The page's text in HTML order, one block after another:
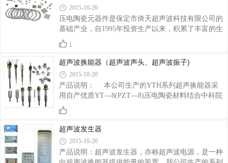
2015-10-20
压电陶瓷元器件是保定市倚天超声波科技有限公司的
基础产业，自1995年投资生产以来，积累了丰富的生
产经验，公司产品质量优良、服务周到、价格合理，
产品倍受国内外客户青睐。 压电陶瓷是电子陶瓷的一
类，给它施加一定的力使其产生形变，就会在陶瓷表
面产生电荷，这种现象叫正压电效应，反之给其施加
一个电场，陶瓷体则产生一定的形变，叫逆压电效
应。压电陶瓷元器件是近代电子技术领域中不可缺少
的重要组成部分，它在现代通讯、雷达、声纳、自动
测量与控制、超声换能、引燃引爆、超声灭菌、超声
1
超声波换能器（超声波声头、超声波振子)
2015-10-20
产品说明： 本公司生产的YTH系列超声换能器采
用自产优质YT—8(PZT—8)压电陶瓷材料结合中科院
声学所专家的结构尺寸设计及装配工艺，故其具有效
率高、振幅大、平衡温度低、温度稳定性好等优点。
每只换能器出厂前全面的小信号测试及大功率推动检
验，使公司产品质量更有保证，免除了您的后顾之
忧。YTH系列换能器如下表：型 号电 容最大输入
电功率（w）工作频率（KHZ）辐射头直径（mm）
超声波发生器
2015-10-20
产品说明：超声波发生器，亦称超声波电源，是一种